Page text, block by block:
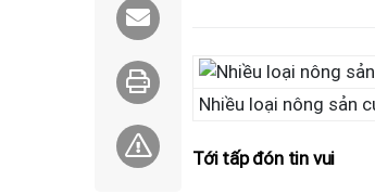
Nhiều loại nông sản
Tới tấp đón tin vui